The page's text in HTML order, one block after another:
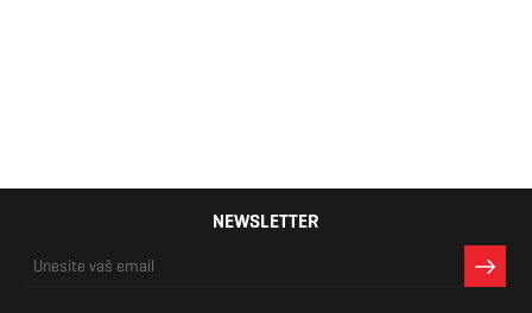
NEWSLETTER